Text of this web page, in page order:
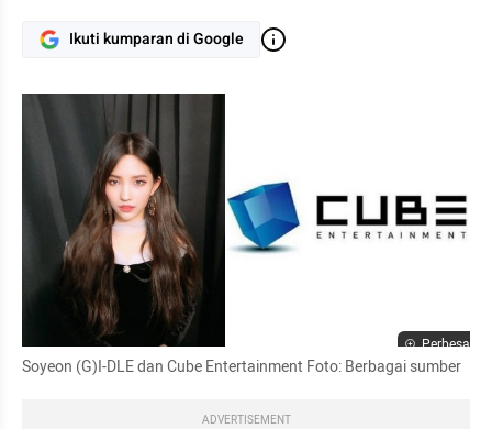
Ikuti kumparan di Google
Perbesar
Soyeon (G)I-DLE dan Cube Entertainment Foto: Berbagai sumber
ADVERTISEMENT